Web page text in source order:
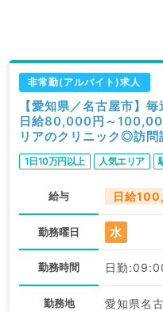
非常勤(アルバイト)求人
【愛知県／名古屋市】
日給80,000円～
リアのクリニック◎訪問
常勤）
1日10万円以上 人気エリア
給与 日給
勤務曜日 水
勤務時間 日勤
勤務地 愛知県名